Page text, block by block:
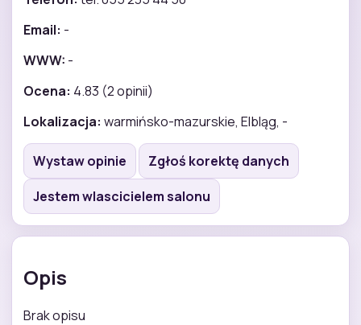
Email: -
WWW: -
Ocena: 4.83 (2 opinii)
Lokalizacja: warmińsko-mazurskie, Elbląg, -
Wystaw opinie
Zgłoś korektę danych
Jestem wlascicielem salonu
Opis
Brak opisu